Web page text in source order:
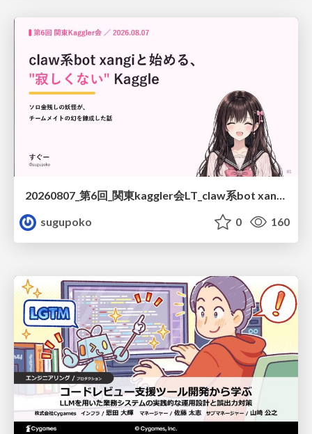
20260807_第6回_関東kaggler会LT_claw系bot xangiと始める、"寂しくない" kaggle
sugupoko
0 160